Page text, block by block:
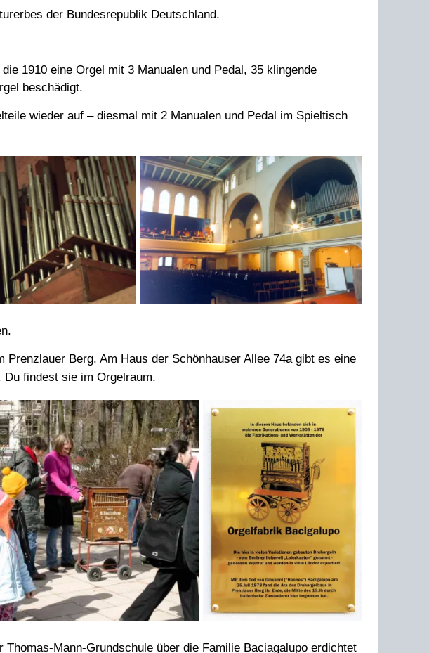
der Bundesrepublik Deutschland.
1910 eine Orgel mit 3 Manualen und Pedal, 35 klingende
beschädigt.
wieder auf – diesmal mit 2 Manualen und Pedal im Spieltisch
Prenzlauer Berg. Am Haus der Schönhauser Allee 74a gibt es eine
findest sie im Orgelraum.
Mann-Grundschule über die Familie Baciagalupo erdichtet